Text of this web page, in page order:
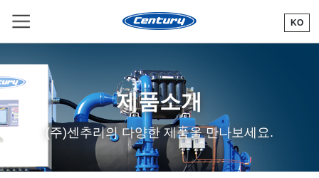
KO
제품소개
(주)센추리의 다양한 제품을 만나보세요.